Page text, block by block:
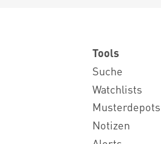
Tools
Suche
Watchlists
Musterdepots
Notizen